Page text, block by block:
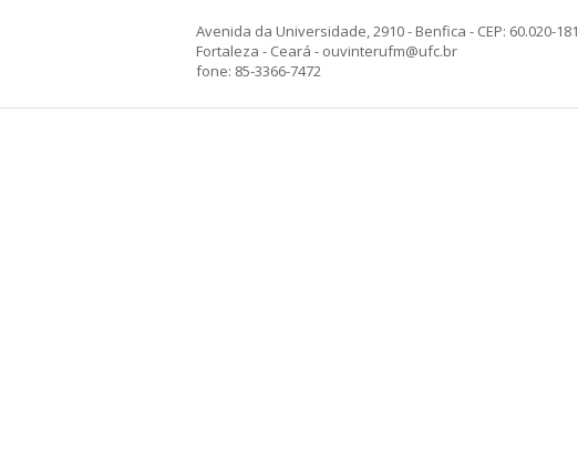
Avenida da Universidade, 2910 - Benfica - CEP: 60.020-181
Fortaleza - Ceará - ouvinterufm@ufc.br
fone: 85-3366-7472